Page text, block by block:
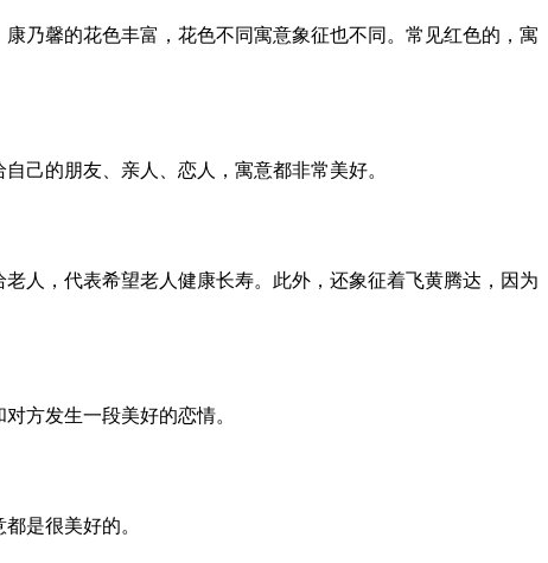
乃馨的花色丰富，花色不同寓意象征也不同。常见红色的，寓
己的朋友、亲人、恋人，寓意都非常美好。
人，代表希望老人健康长寿。此外，还象征着飞黄腾达，因为
方发生一段美好的恋情。
是很美好的。